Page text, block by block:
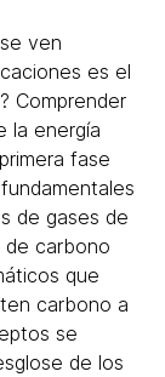
ven
es el
Comprender
la energía
fase
de gases de
de carbono
que
carbono a
se
de los